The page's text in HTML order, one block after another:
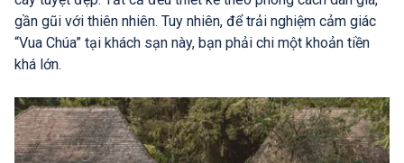
gần gũi với thiên nhiên. Tuy nhiên, để trải nghiệm cảm giác
“Vua Chúa” tại khách sạn này, bạn phải chi một khoản tiền
khá lớn.